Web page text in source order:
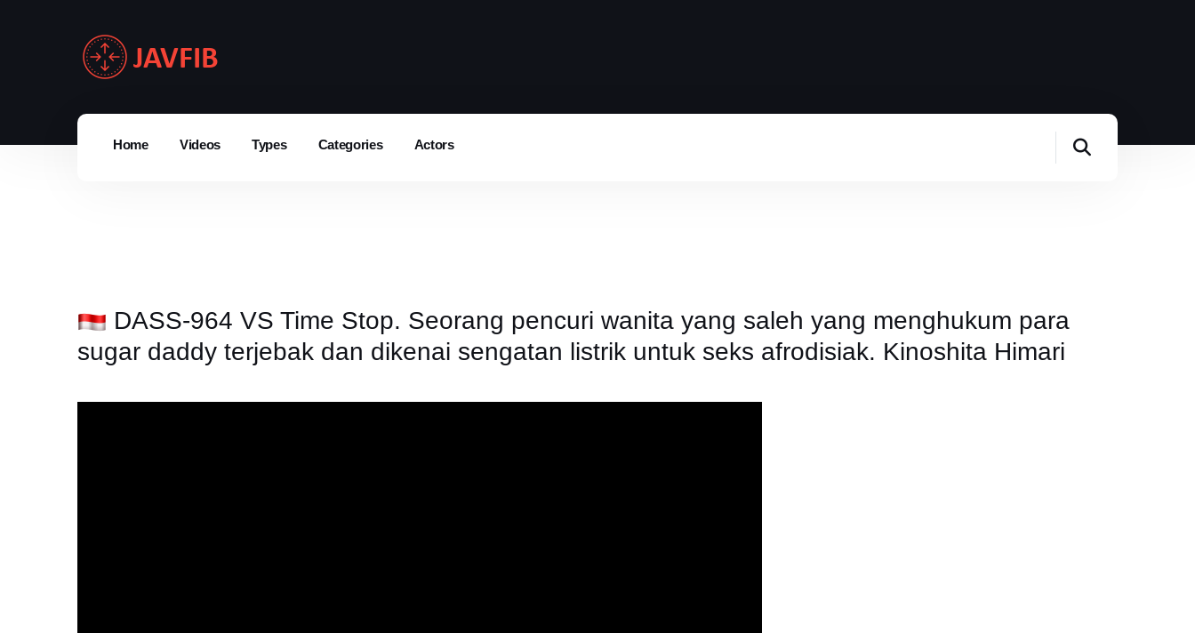
Home Videos Types Categories Actors
DASS-964 VS Time Stop. Seorang pencuri wanita yang saleh yang menghukum para
sugar daddy terjebak dan dikenai sengatan listrik untuk seks afrodisiak. Kinoshita Himari